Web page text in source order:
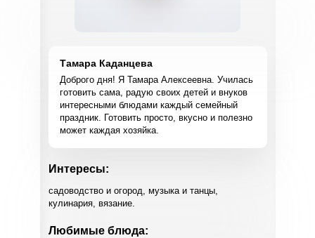
Тамара Каданцева
Доброго дня! Я Тамара Алексеевна. Училась
готовить сама, радую своих детей и внуков
интересными блюдами каждый семейный
праздник. Готовить просто, вкусно и полезно
может каждая хозяйка.
Интересы:
садоводство и огород, музыка и танцы,
кулинария, вязание.
Любимые блюда: